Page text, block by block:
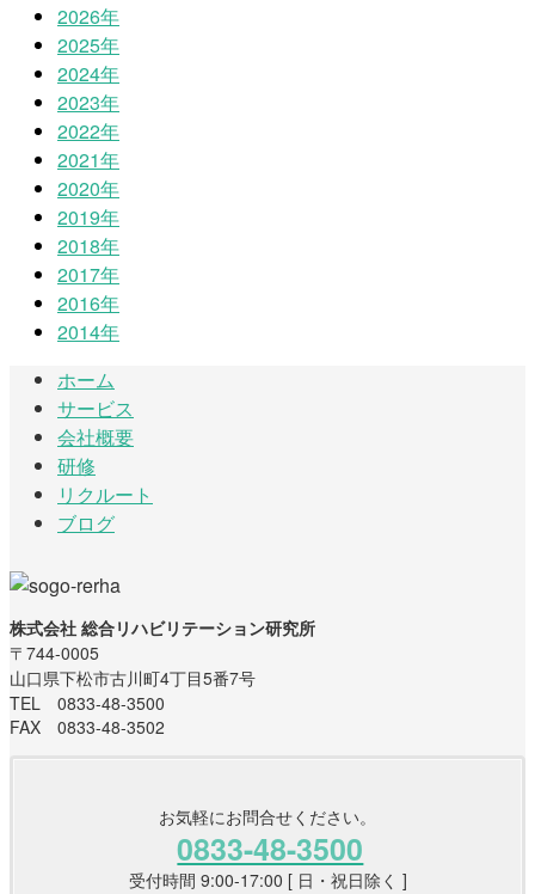
2026年
2025年
2024年
2023年
2022年
2021年
2020年
2019年
2018年
2017年
2016年
2014年
ホーム
サービス
会社概要
研修
リクルート
ブログ
株式会社 総合リハビリテーション研究所
〒744-0005
山口県下松市古川町4丁目5番7号
TEL 0833-48-3500
FAX 0833-48-3502
お気軽にお問合せください。
0833-48-3500
受付時間 9:00-17:00 [ 日・祝日除く ]